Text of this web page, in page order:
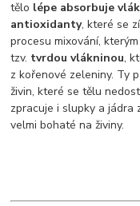
tělo lépe absorbuje
antioxidanty, které se
procesu mixování,
tzv. tvrdou vlákninou,
z kořenové zeleniny. Ty
živin, které se tělu
zpracuje i slupky a jádra
velmi bohaté na živiny.